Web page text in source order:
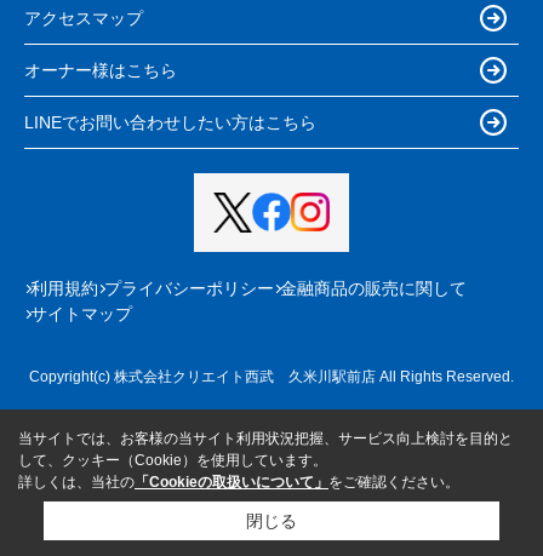
アクセスマップ
オーナー様はこちら
LINEでお問い合わせしたい方はこちら
利用規約 プライバシーポリシー 金融商品の販売に関して
サイトマップ
Copyright(c) 株式会社クリエイト西武 久米川駅前店 All Rights Reserved.
当サイトでは、お客様の当サイト利用状況把握、サービス向上検討を目的と
して、クッキー（Cookie）を使用しています。
詳しくは、当社の 「Cookieの取扱いについて」 をご確認ください。
閉じる